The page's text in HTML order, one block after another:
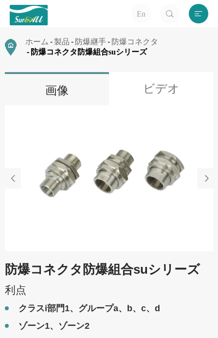
En  
ホーム 製品 防爆継手
防爆コネクタ
防爆コネクタ防爆組合suシリーズ
画像 ビデオ
 
防爆コネクタ防爆組合suシリーズ
利点
クラスi部門1、グループa、b、c、d
ゾーン1、ゾーン2